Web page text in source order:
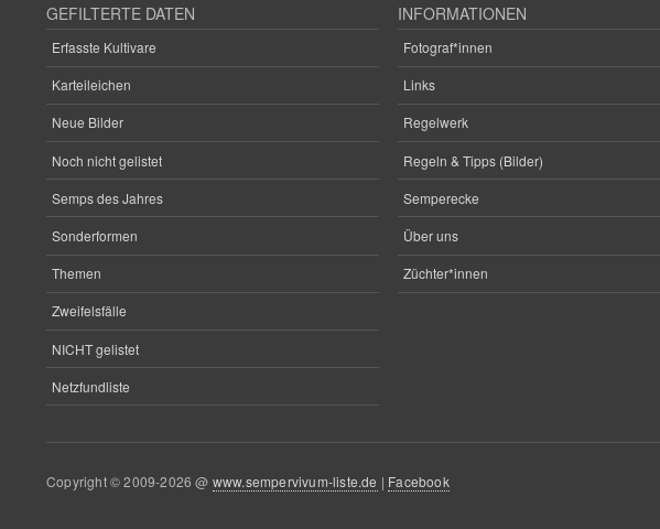
GEFILTERTE DATEN
Erfasste Kultivare
Karteileichen
Neue Bilder
Noch nicht gelistet
Semps des Jahres
Sonderformen
Themen
Zweifelsfälle
NICHT gelistet
Netzfundliste
INFORMATIONEN
Fotograf*innen
Links
Regelwerk
Regeln & Tipps (Bilder)
Semperecke
Über uns
Züchter*innen
Copyright © 2009-2026 @ www.sempervivum-liste.de | Facebook